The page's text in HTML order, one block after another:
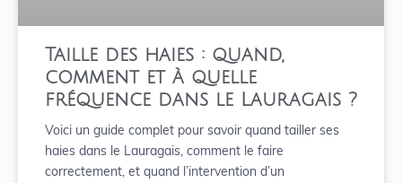
Taille des haies : quand,
comment et à quelle
fréquence dans le Lauragais ?
Voici un guide complet pour savoir quand tailler ses
haies dans le Lauragais, comment le faire
correctement, et quand l’intervention d’un